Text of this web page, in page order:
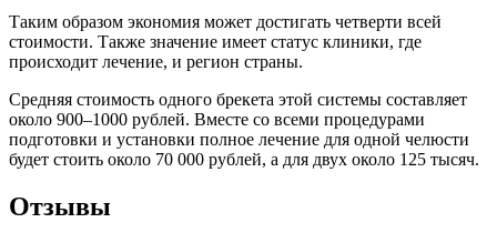
Таким образом экономия может достигать четверти всей
стоимости. Также значение имеет статус клиники, где
происходит лечение, и регион страны.
Средняя стоимость одного брекета этой системы составляет
около 900–1000 рублей. Вместе со всеми процедурами
подготовки и установки полное лечение для одной челюсти
будет стоить около 70 000 рублей, а для двух около 125 тысяч.
Отзывы